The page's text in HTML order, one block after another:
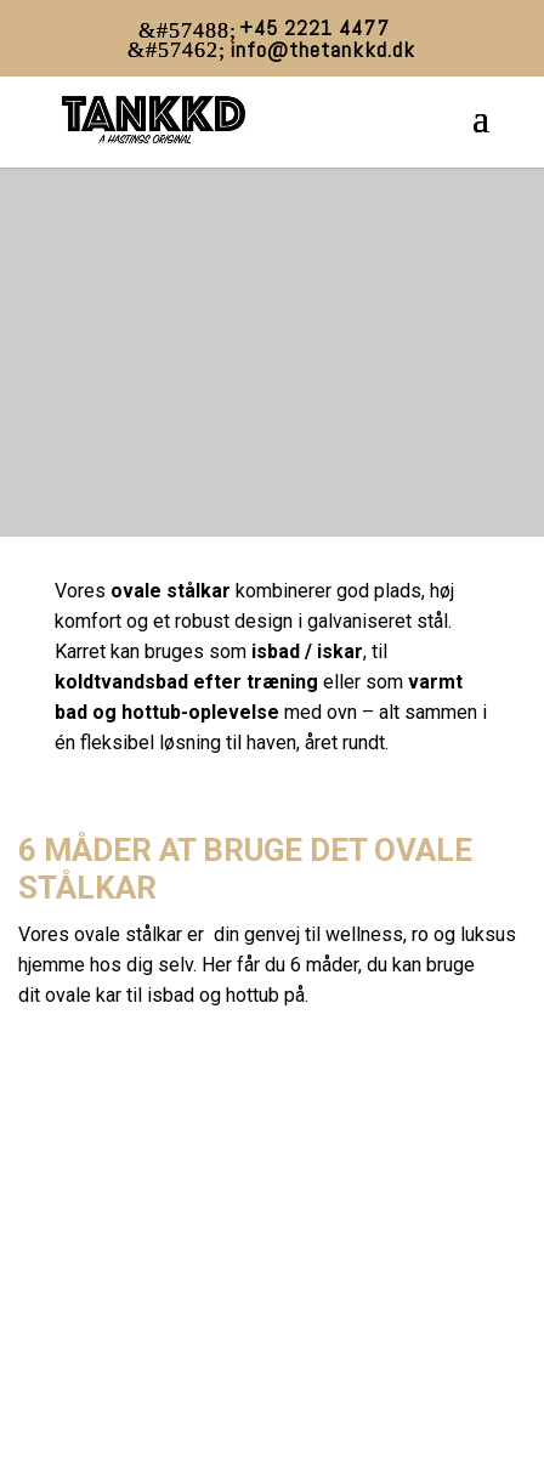
+45 2221 4477
info@thetankkd.dk
OVALE STÅLKAR
Vores ovale stålkar kombinerer god plads, høj
komfort og et robust design i galvaniseret stål.
Karret kan bruges som isbad / iskar, til
koldtvandsbad efter træning eller som varmt
bad og hottub-oplevelse med ovn – alt sammen i
én fleksibel løsning til haven, året rundt.
6 MÅDER AT BRUGE DET OVALE
STÅLKAR
Vores ovale stålkar er din genvej til wellness, ro og luksus
hjemme hos dig selv. Her får du 6 måder, du kan bruge
dit ovale kar til isbad og hottub på.